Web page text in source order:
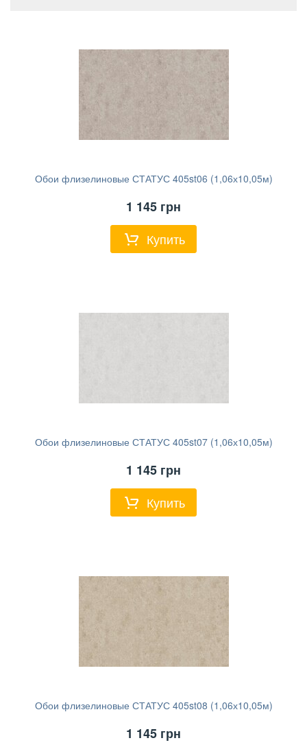
Обои флизелиновые СТАТУС 405st06 (1,06х10,05м)
1 145 грн
Купить
Обои флизелиновые СТАТУС 405st07 (1,06х10,05м)
1 145 грн
Купить
Обои флизелиновые СТАТУС 405st08 (1,06х10,05м)
1 145 грн